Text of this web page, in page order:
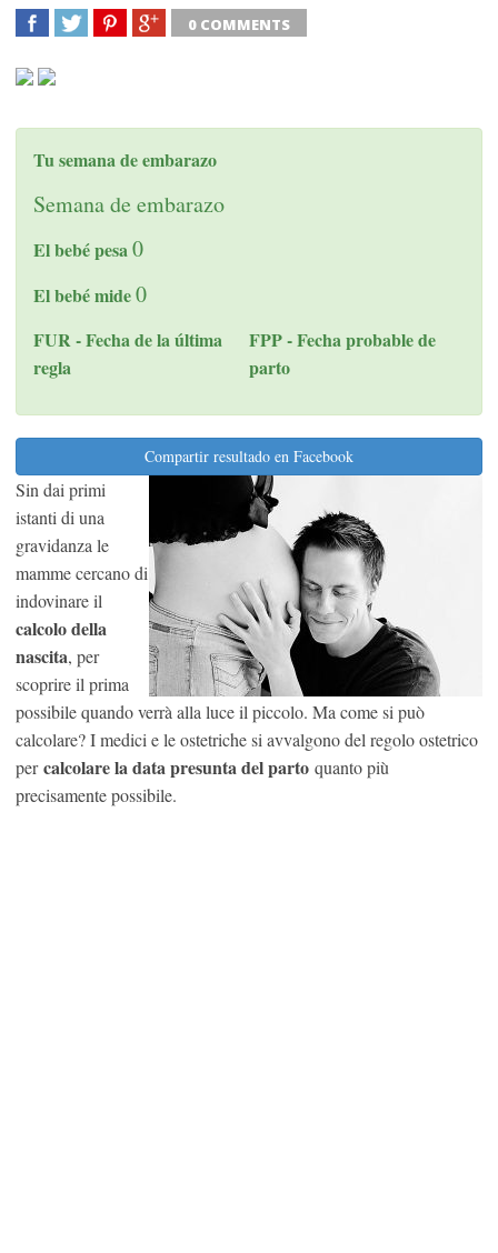
0 COMMENTS
Tu semana de embarazo
Semanade embarazo
El bebé pesa0
El bebé mide0
FUR - Fecha de la última
regla
FPP - Fecha probable de
parto
Compartir resultado en Facebook
Sin dai primi
istanti di una
gravidanza le
mamme cercano di
indovinare il
calcolo della
nascita, per
scoprire il prima
possibile quando verrà alla luce il piccolo. Ma come si può
calcolare? I medici e le ostetriche si avvalgono del regolo ostetrico
percalcolare la data presunta del parto quanto più
precisamente possibile.